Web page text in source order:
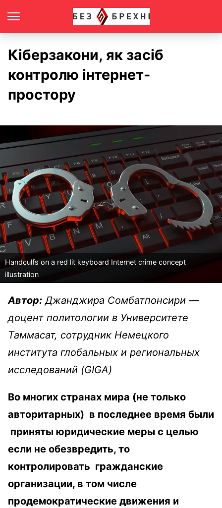
Кіберзакони, як засіб
контролю інтернет-
простору
Handculfs on a red lit keyboard Internet crime concept
illustration
Автор: Джанджира Сомбатпонсири —
доцент политологии в Университете
Таммасат, сотрудник Немецкого
института глобальных и региональных
исследований (GIGA)
Во многих странах мира (не только
авторитарных) в последнее время были
приняты юридические меры с целью
если не обезвредить, то
контролировать гражданские
организации, в том числе
продемократические движения и